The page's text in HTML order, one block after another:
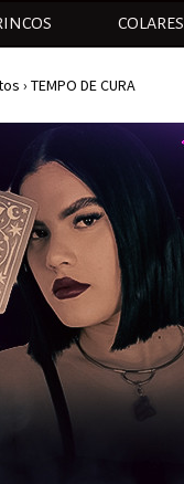
COLARES
› TEMPO DE CURA